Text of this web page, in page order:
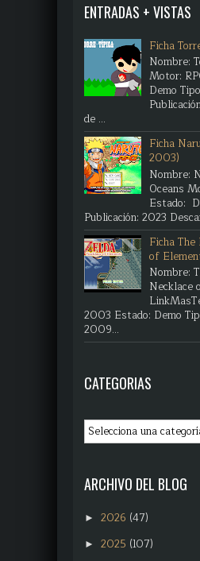
ENTRADAS + VISTAS
Ficha
Nombre:
Motor:
Demo
de ...
Ficha
2003)
Nombre:
Oceans
Estado:
Publicación: 2023
Ficha
of
Nombre:
Necklace
2003 Estado: Demo
2009...
CATEGORIAS
ARCHIVO DEL BLOG
► 2026 (47)
► 2025 (107)